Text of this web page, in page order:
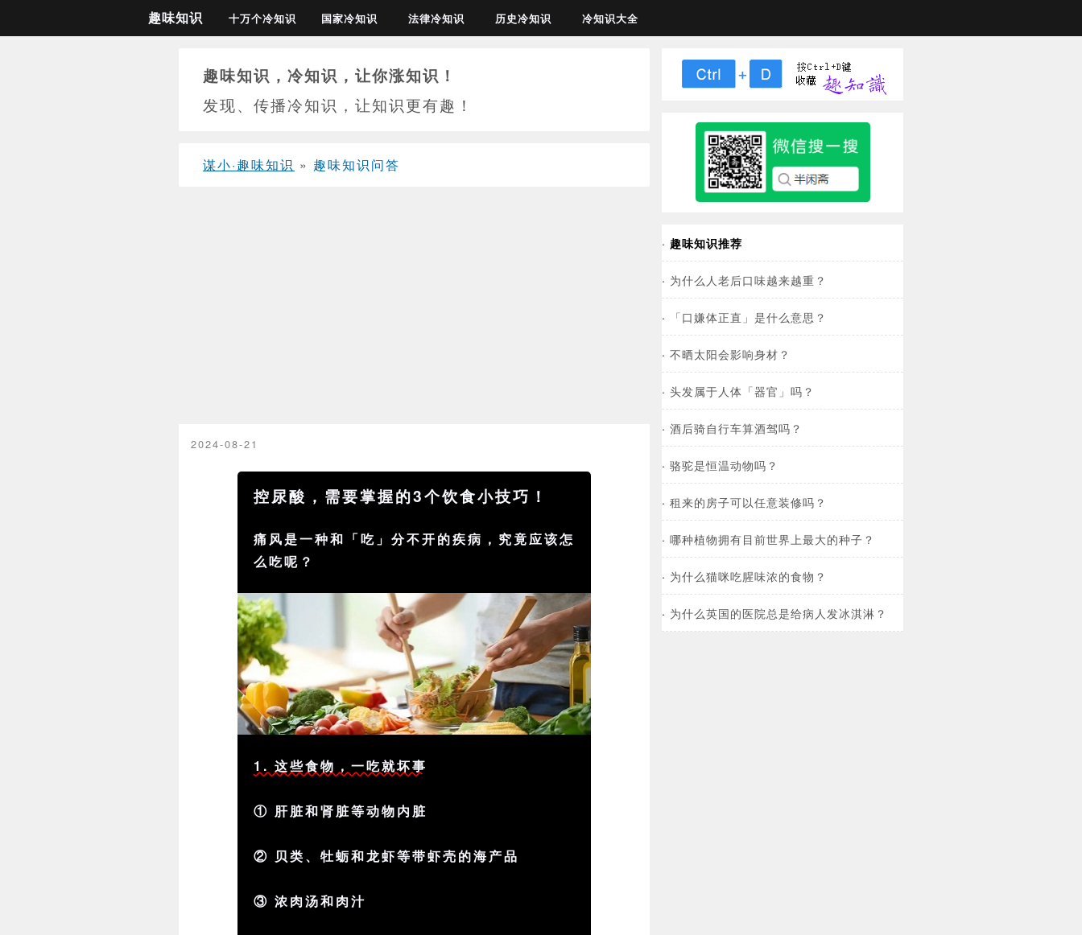
趣味知识 十万个冷知识 国家冷知识 法律冷知识 历史冷知识 冷知识大全
趣味知识，冷知识，让你涨知识！
发现、传播冷知识，让知识更有趣！
谋小·趣味知识 » 趣味知识问答
2024-08-21
控尿酸，需要掌握的3个饮食小技巧！
痛风是一种和「吃」分不开的疾病，究竟应该怎
么吃呢？
1. 这些食物，一吃就坏事
① 肝脏和肾脏等动物内脏
② 贝类、牡蛎和龙虾等带虾壳的海产品
③ 浓肉汤和肉汁
· 趣味知识推荐
· 为什么人老后口味越来越重？
· 「口嫌体正直」是什么意思？
· 不晒太阳会影响身材？
· 头发属于人体「器官」吗？
· 酒后骑自行车算酒驾吗？
· 骆驼是恒温动物吗？
· 租来的房子可以任意装修吗？
· 哪种植物拥有目前世界上最大的种子？
· 为什么猫咪吃腥味浓的食物？
· 为什么英国的医院总是给病人发冰淇淋？